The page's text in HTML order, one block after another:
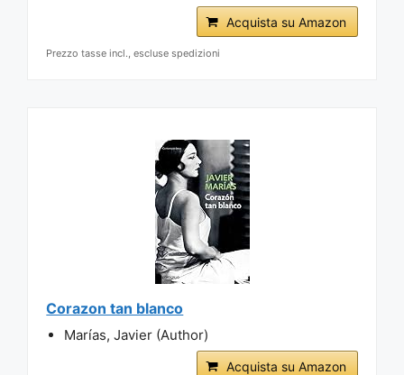
Acquista su Amazon
Prezzo tasse incl., escluse spedizioni
Corazon tan blanco
Marías, Javier (Author)
Acquista su Amazon